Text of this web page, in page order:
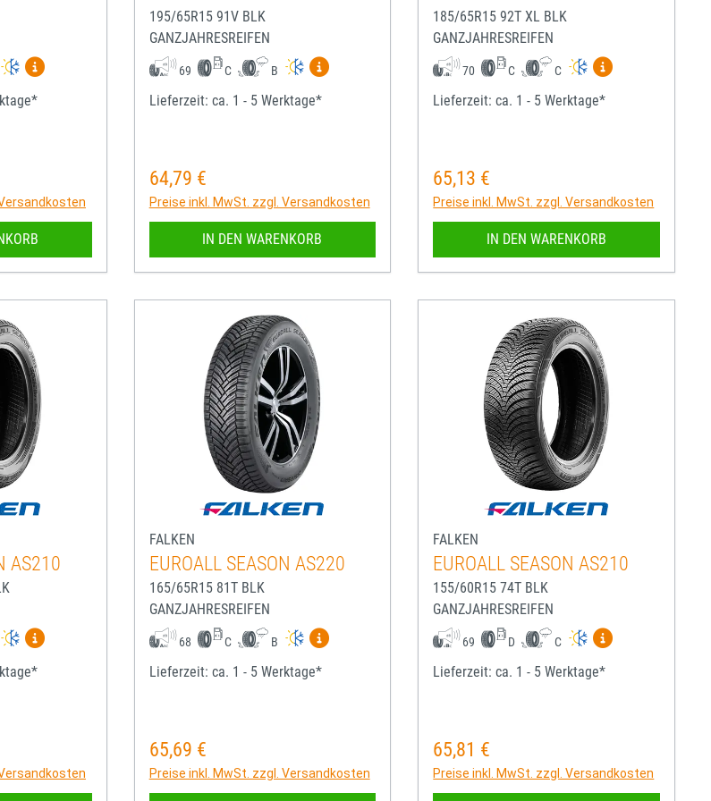
Mehr Informationen zum EU-Reifenlabel anzeigen
195/65R15 91V BLK
GANZJAHRESREIFEN
69 C B
Mehr Informationen zum EU-Reifenlabel anzeigen
Lieferzeit: ca. 1 - 5 Werktage*
Regulärer Preis:
64,79 €
Preise inkl. MwSt. zzgl. Versandkosten
IN DEN WARENKORB
185/65R15 92T XL BLK
GANZJAHRESREIFEN
70 C C
Mehr
Lieferzeit: ca. 1 - 5 Werktage*
Regulärer Preis:
65,13 €
Preise inkl. MwSt. zzgl. Versandkosten
IN DEN WARENKORB
AS210
Mehr Informationen zum EU-Reifenlabel anzeigen
FALKEN
EUROALL SEASON AS220
165/65R15 81T BLK
GANZJAHRESREIFEN
68 C B
Mehr Informationen zum EU-Reifenlabel anzeigen
Lieferzeit: ca. 1 - 5 Werktage*
Regulärer Preis:
65,69 €
Preise inkl. MwSt. zzgl. Versandkosten
FALKEN
EUROALL SEASON AS210
155/60R15 74T BLK
GANZJAHRESREIFEN
69 D C
Mehr
Lieferzeit: ca. 1 - 5 Werktage*
Regulärer Preis:
65,81 €
Preise inkl. MwSt. zzgl. Versandkosten